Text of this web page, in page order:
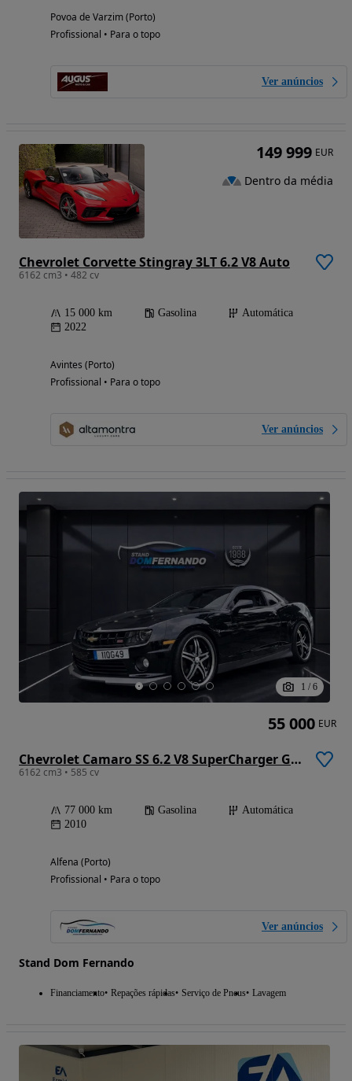
Povoa de Varzim (Porto)
Profissional • Para o topo
Ver anúncios
Chevrolet Corvette Stingray 3LT 6.2 V8 Auto
6162 cm3 • 482 cv
15 000 km Gasolina
Automática
2022
Avintes (Porto)
Profissional • Para o topo
Ver anúncios
149 999 EUR
Dentro da média
1 / 6
Chevrolet Camaro SS 6.2 V8 SuperCharger GPL
6162 cm3 • 585 cv
77 000 km Gasolina
Automática
2010
Alfena (Porto)
Profissional • Para o topo
Ver anúncios
Stand Dom Fernando
Financiamento Repações rápidas Serviço de Pneus Lavagem
55 000 EUR